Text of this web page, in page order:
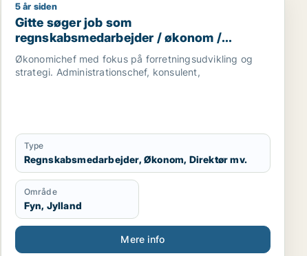
/ receptionist
Gitte søger job som regnskabsmedarbejder /
5 år siden
Gitte søger job som
regnskabsmedarbejder / økonom /
direktør / hr-chef / lønspecialist
Økonomichef med fokus på forretningsudvikling og
strategi. Administrationschef, konsulent,
Type
Regnskabsmedarbejder, Økonom, Direktør mv.
Område
Fyn, Jylland
Mere info